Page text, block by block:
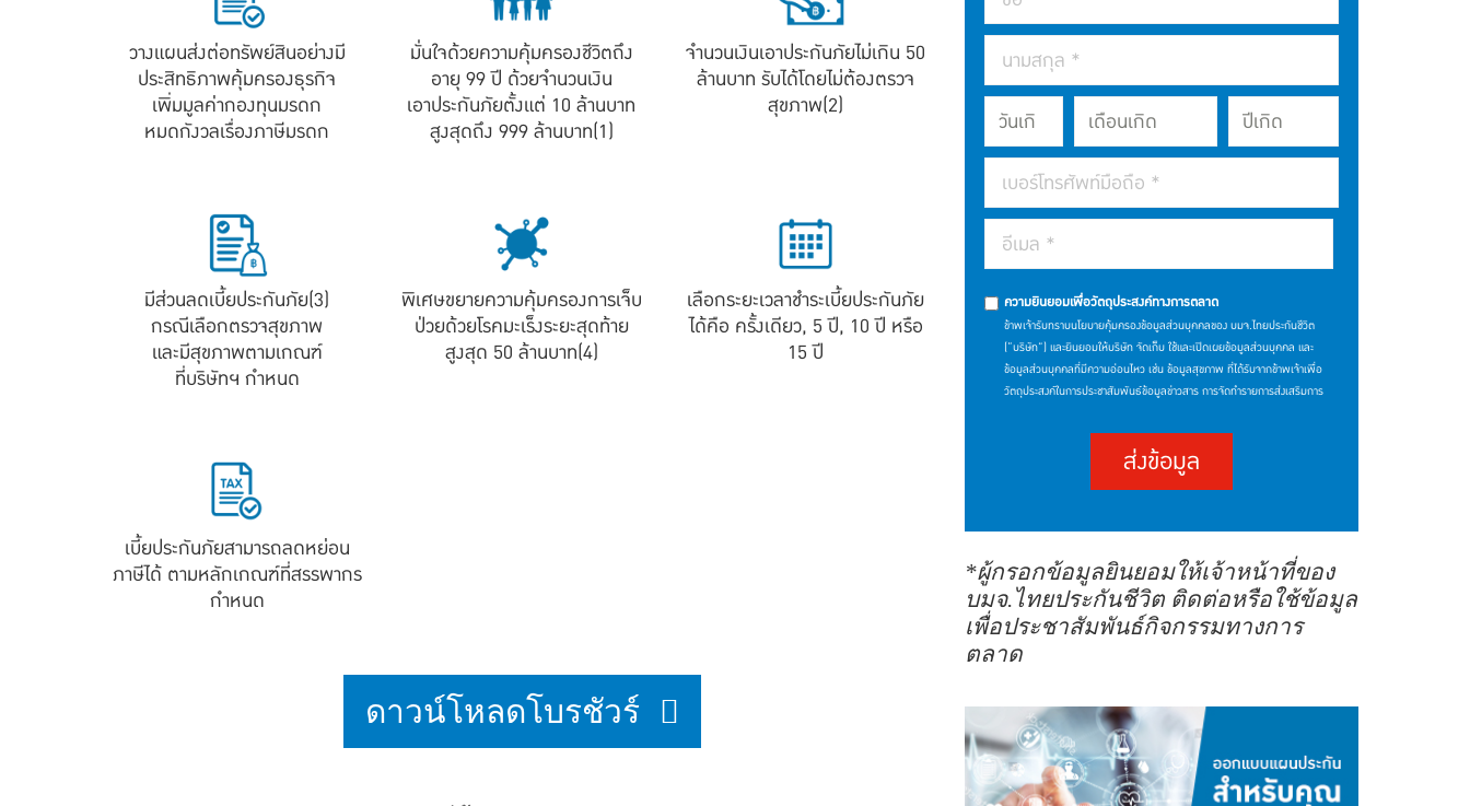
วางแผนส่งต่อทรัพย์สินอย่างมี
ประสิทธิภาพคุ้มครองธุรกิจ
เพิ่มมูลค่ากองทุนมรดก
หมดกังวลเรื่องภาษีมรดก
มั่นใจด้วยความคุ้มครองชีวิตถึง
อายุ 99 ปี ด้วยจำนวนเงิน
เอาประกันภัยตั้งแต่ 10 ล้านบาท
สูงสุดถึง 999 ล้านบาท(1)
จำนวนเงินเอาประกันภัยไม่เกิน 50
ล้านบาท รับได้โดยไม่ต้องตรวจ
สุขภาพ(2)
มีส่วนลดเบี้ยประกันภัย(3)
กรณีเลือกตรวจสุขภาพ
และมีสุขภาพตามเกณฑ์
ที่บริษัทฯ กำหนด
พิเศษขยายความคุ้มครองการเจ็บ
ป่วยด้วยโรคมะเร็งระยะสุดท้าย
สูงสุด 50 ล้านบาท(4)
เลือกระยะเวลาชำระเบี้ยประกันภัย
ได้คือ ครั้งเดียว, 5 ปี, 10 ปี หรือ
15 ปี
เบี้ยประกันภัยสามารถลดหย่อน
ภาษีได้ ตามหลักเกณฑ์ที่สรรพากร
กำหนด
ดาวน์โหลดโบรชัวร์
ความยินยอมเพื่อวัตถุประสงค์ทางการตลาด
ข้าพเจ้ารับทราบนโยบายคุ้มครองข้อมูลส่วนบุคคลของ บมจ.ไทยประกันชีวิต
(“บริษัท”) และยินยอมให้บริษัท จัดเก็บ ใช้และเปิดเผยข้อมูลส่วนบุคคล และ
ข้อมูลส่วนบุคคลที่มีความอ่อนไหว เช่น ข้อมูลสุขภาพ ที่ได้รับจากข้าพเจ้าเพื่อ
วัตถุประสงค์ในการประชาสัมพันธ์ข้อมูลข่าวสาร การจัดทำรายการส่งเสริมการ
บริการ และนำเสนอผลิตภัณฑ์หรือบริการของบริษัทในอนาคตผ่านช่องทาง
ตัวแทนหรือนายหน้าประกันชีวิต พนักงาน ช่องทางโทรศัพท์หรืออิเล็กทรอนิกส์
หรือช่องทางอื่นใด โดยให้ถือว่าการคลิก "ยินยอม" เป็นการแสดงเจตนาให้ความ
ส่งข้อมูล
*ผู้กรอกข้อมูลยินยอมให้เจ้าหน้าที่ของ
บมจ.ไทยประกันชีวิต ติดต่อหรือใช้ข้อมูล
เพื่อประชาสัมพันธ์กิจกรรมทางการ
ตลาด